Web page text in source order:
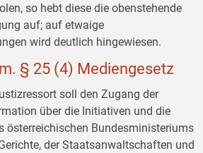
so hebt diese die obenstehende
auf; auf etwaige
wird deutlich hingewiesen.
§ 25 (4) Mediengesetz
soll den Zugang der
über die Initiativen und die
österreichischen Bundesministeriums
der Staatsanwaltschaften und